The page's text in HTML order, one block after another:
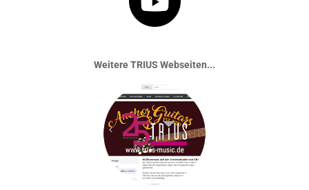
Weitere TRIUS Webseiten...